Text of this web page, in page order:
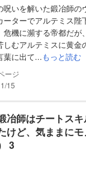
呪いを解いた鍛冶師
ターでアルテミス陛
危機に瀕する帝都だが
しむアルテミスに黄
葉に出て...もっと読む
15
冶師はチートス
けど、気ままに
3